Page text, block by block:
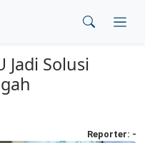
Jadi Solusi
Reporter: -